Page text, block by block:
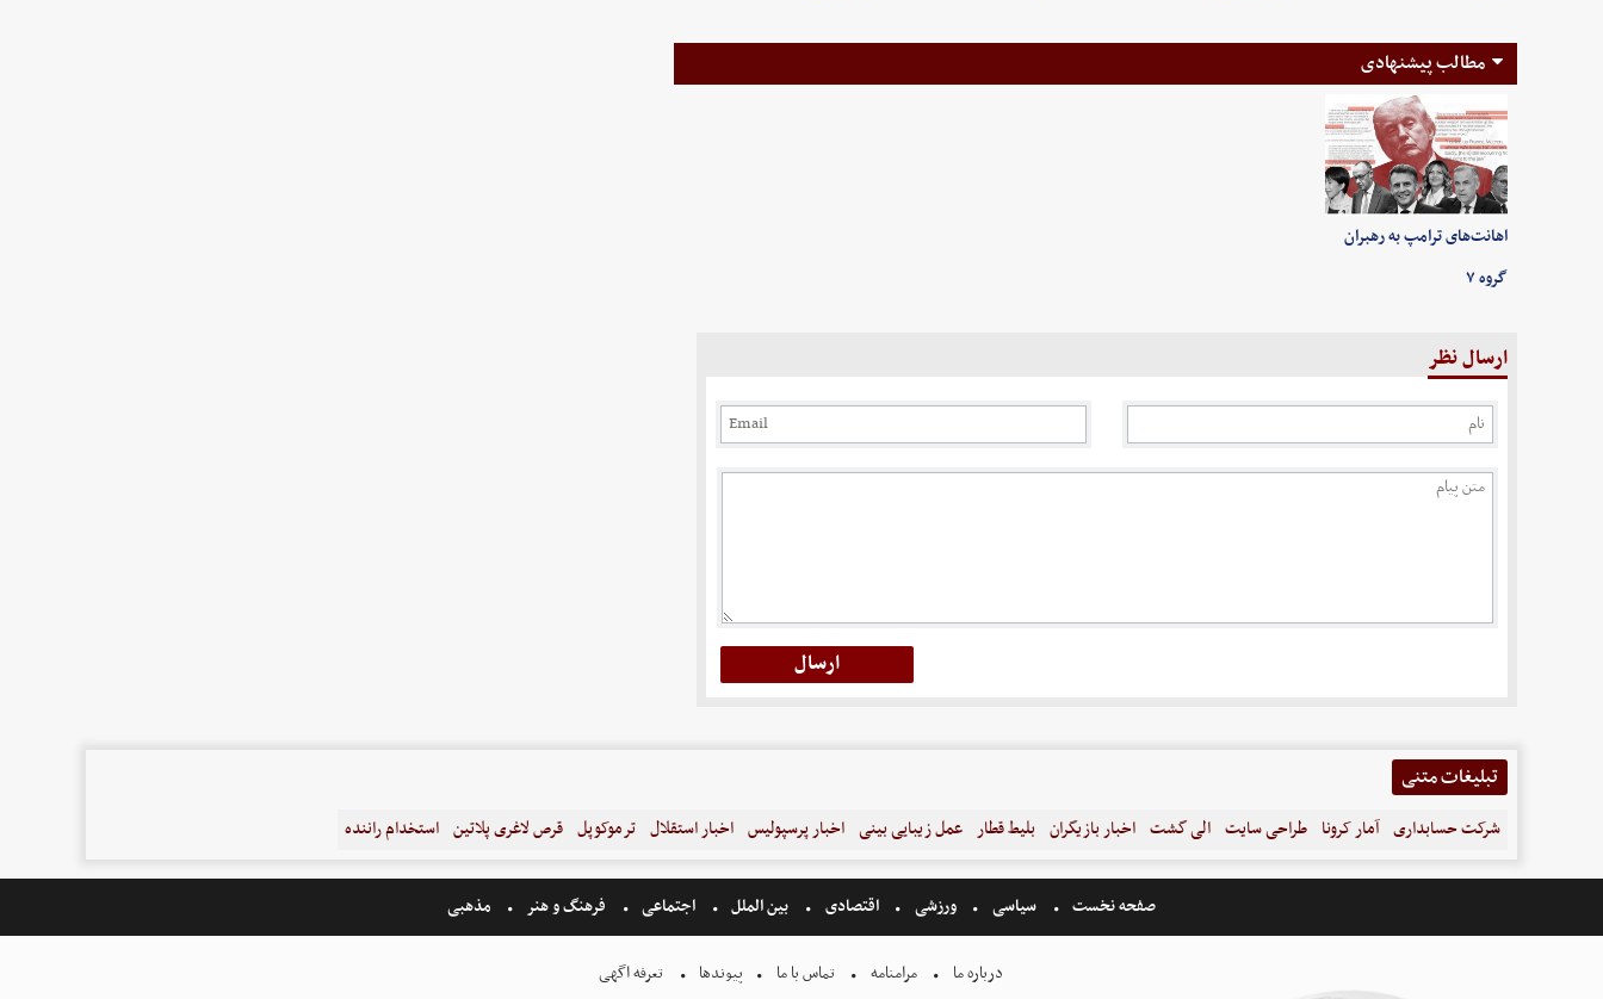
مطالب پیشنهادی
اهانت‌های ترامپ به رهبران
گروه ۷
ارسال نظر
تبلیغات متنی
شرکت حسابداری آمار کرونا طراحی سایت الی گشت اخبار بازیگران بلیط قطار عمل زیبایی بینی اخبار پرسپولیس اخبار استقلال ترموکوپل قرص لاغری پلاتین استخدام راننده
صفحه نخست سیاسی ورزشی اقتصادی بین الملل اجتماعی فرهنگ و هنر مذهبی
درباره ما مرامنامه تماس با ما پیوندها تعرفه اگهی